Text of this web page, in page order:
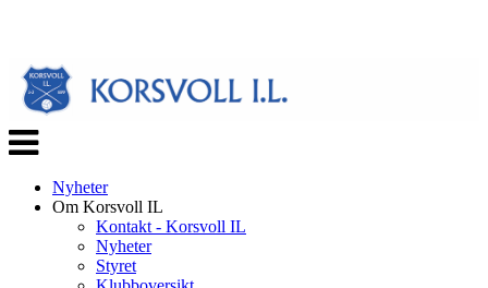
Veksle
navigasjon
Nyheter
Om Korsvoll IL
Kontakt - Korsvoll IL
Nyheter
Styret